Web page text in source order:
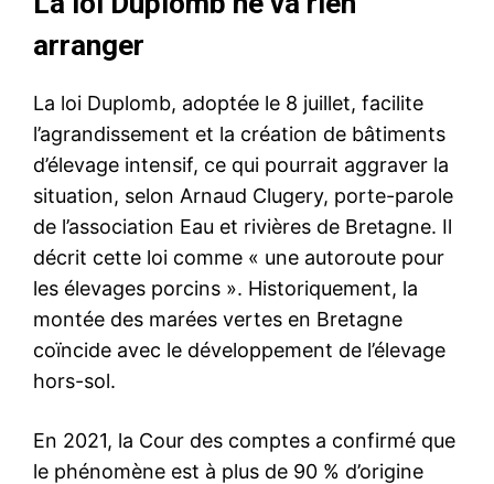
arranger
La loi Duplomb, adoptée le 8 juillet, facilite
l’agrandissement et la création de bâtiments
d’élevage intensif, ce qui pourrait aggraver la
situation, selon Arnaud Clugery, porte-parole
de l’association Eau et rivières de Bretagne. Il
décrit cette loi comme « une autoroute pour
les élevages porcins ». Historiquement, la
montée des marées vertes en Bretagne
coïncide avec le développement de l’élevage
hors-sol.
En 2021, la Cour des comptes a confirmé que
le phénomène est à plus de 90 % d’origine